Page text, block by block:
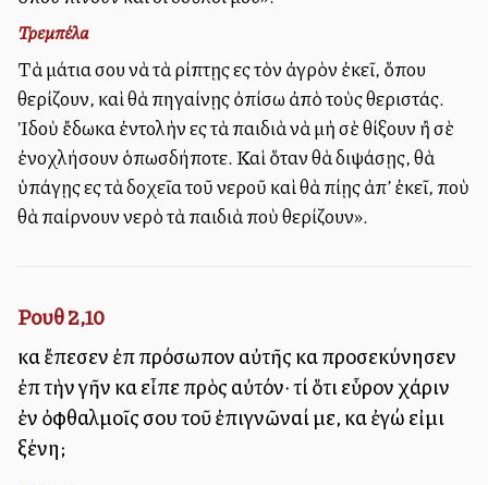
Τρεμπέλα
Τὰ μάτια σου νὰ τὰ ρίπτῃς εἰς τὸν ἀγρὸν ἐκεῖ, ὅπου
θερίζουν, καὶ θὰ πηγαίνῃς ὀπίσω ἀπὸ τοὺς θεριστάς.
Ἰδοὺ ἔδωκα ἐντολὴν εἰς τὰ παιδιὰ νὰ μὴ σὲ θίξουν ἢ σὲ
ἐνοχλήσουν ὁπωσδήποτε. Καὶ ὅταν θὰ διψάσῃς, θὰ
ὑπάγῃς εἰς τὰ δοχεῖα τοῦ νεροῦ καὶ θὰ πίῃς ἀπ’ ἐκεῖ, ποὺ
θὰ παίρνουν νερὸ τὰ παιδιὰ ποὺ θερίζουν».
Ρουθ 2,10
καὶ ἔπεσεν ἐπὶ πρόσωπον αὐτῆς καὶ προσεκύνησεν
ἐπὶ τὴν γῆν καὶ εἶπε πρὸς αὐτόν· τί ὅτι εὗρον χάριν
ἐν ὀφθαλμοῖς σου τοῦ ἐπιγνῶναί με, καὶ ἐγώ εἰμι
ξένη;